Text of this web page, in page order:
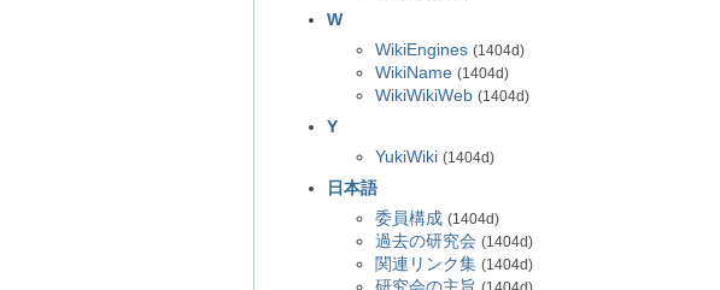
W
WikiEngines (1404d)
WikiName (1404d)
WikiWikiWeb (1404d)
Y
YukiWiki (1404d)
日本語
委員構成 (1404d)
過去の研究会 (1404d)
関連リンク集 (1404d)